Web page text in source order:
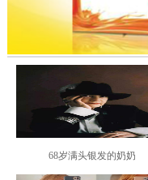
68岁满头银发的奶奶